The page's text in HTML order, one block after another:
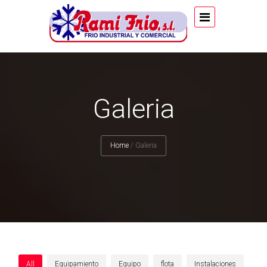
Galeria
Home / Galeria
All Equipamiento Equipo flota Instalaciones